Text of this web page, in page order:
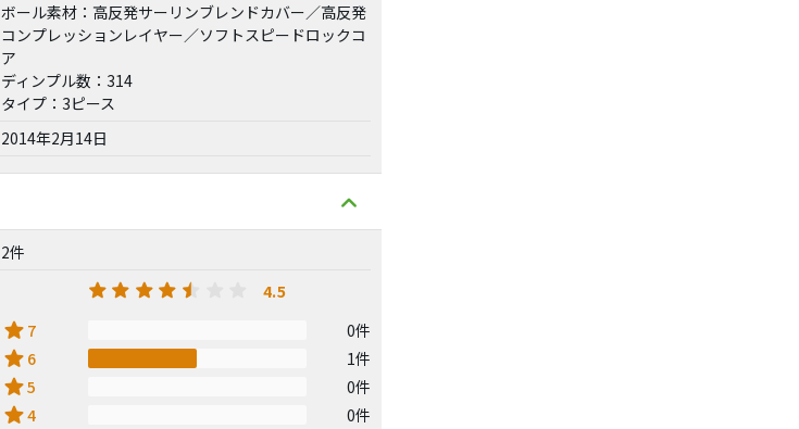
ボール素材：高反発サーリンブレンドカバー／高反発
コンプレッションレイヤー／ソフトスピードロックコ
ア
ディンプル数：314
タイプ：3ピース
2014年2月14日
2件
4.5
star 7 0件
star 6 1件
star5 0件
star4 0件